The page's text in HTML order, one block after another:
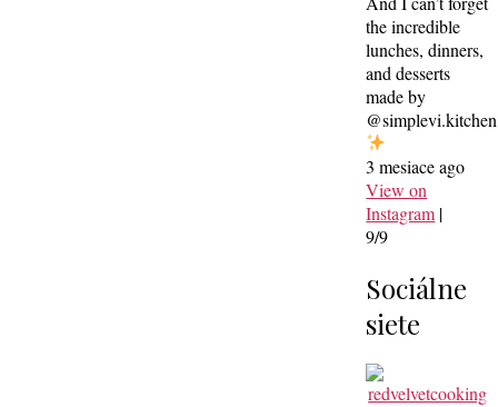
the incredible
lunches, dinners,
and desserts
made by
@simplevi.kitchen
3 mesiace ago
View on
Instagram |
9/9
Sociálne
siete